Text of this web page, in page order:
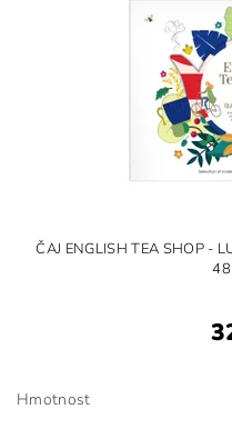
ČAJ ENGLISH TEA SHOP -
Hmotnost